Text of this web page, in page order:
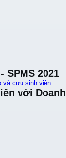
SPMS 2021
và cựu sinh viên
với